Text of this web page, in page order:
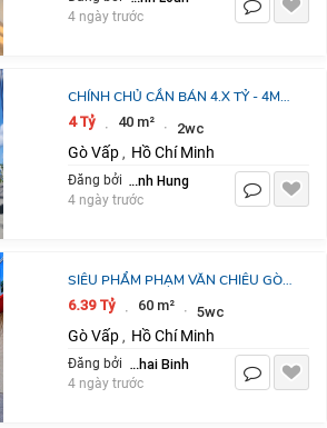
4 ngày trước
CHÍNH CHỦ CẦN BÁN 4.X TỶ - 4M
X10M - SD 80M2 - THỐNG NHẤT -
GÒ VẤP
4 Tỷ · 40 m² · 2wc
Gò Vấp , Hồ Chí Minh
Đăng bởi Tran Manh Hung
4 ngày trước
SIÊU PHẨM PHẠM VĂN CHIÊU GÒ
VẤP – HẺM XE HƠI 6M THÔNG BÀN
CỜ – 3 TẦNG BTCT MỚI ĐẸP – GIÁ
CHỈ 6.X TỶ
6.39 Tỷ · 60 m² · 5wc
Gò Vấp , Hồ Chí Minh
Đăng bởi Ly Thai Binh
4 ngày trước